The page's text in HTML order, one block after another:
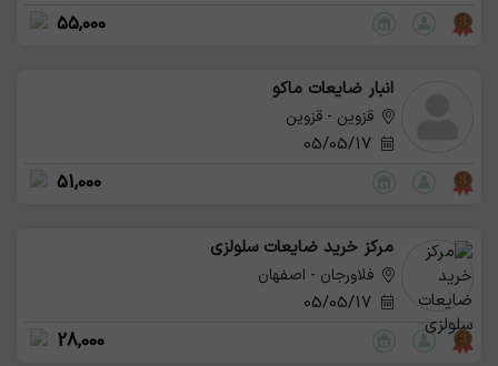
55,000
انبار ضایعات ماکو
قزوین - قزوین
05/05/17
51,000
مرکز خرید ضایعات سلولزی
فلاورجان - اصفهان
05/05/17
28,000